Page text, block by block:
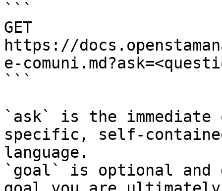
```
GET
https://
e-
```
`ask` is the
specific, self-
language.
`goal` is optional and